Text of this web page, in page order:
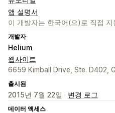
앱 설명서
이 개발자는 한국어(으)로 직접
개발자
Helium
웹사이트
6659 Kimball Drive, Ste. D402,
출시됨
2015년 7월 22일 · 변경 로그
데이터 액세스